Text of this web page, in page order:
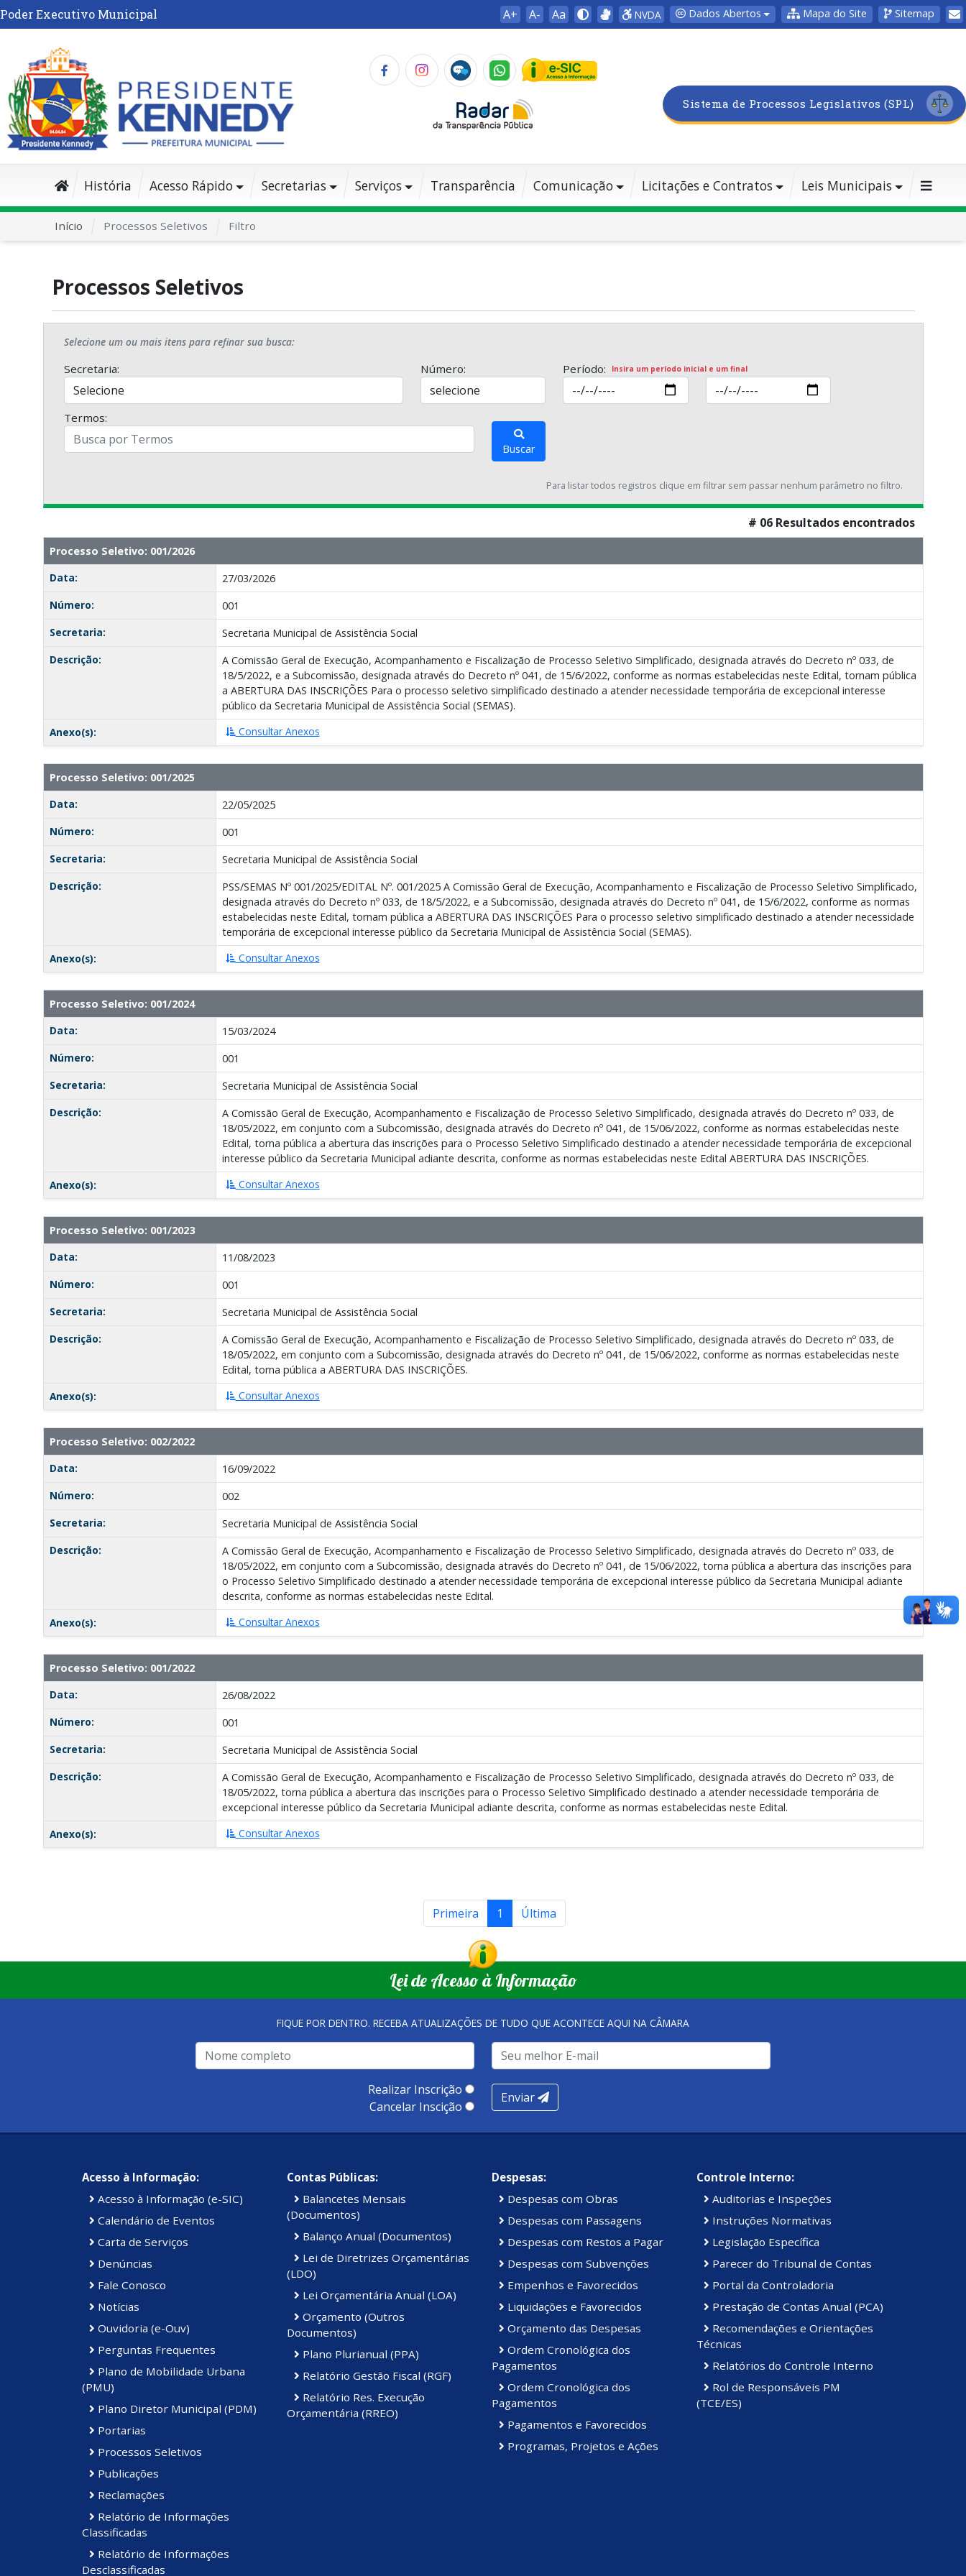
Poder Executivo Municipal A+ A- Aa NVDA Dados Abertos Mapa do Site Sitemap
Sistema de Processos Legislativos (SPL)
História Acesso Rápido Secretarias Serviços Transparência Comunicação Licitações e Contratos Leis Municipais
Início Processos Seletivos Filtro
Processos Seletivos
Selecione um ou mais itens para refinar sua busca:
Secretaria: Número: Período: Insira um período inicial e um final
Termos:
Buscar
Para listar todos registros clique em filtrar sem passar nenhum parâmetro no filtro.
# 06 Resultados encontrados
Processo Seletivo: 001/2026
Data:
27/03/2026
Número:
001
Secretaria:
Secretaria Municipal de Assistência Social
Descrição:
A Comissão Geral de Execução, Acompanhamento e Fiscalização de Processo Seletivo Simplificado, designada através do Decreto nº 033, de
18/5/2022, e a Subcomissão, designada através do Decreto nº 041, de 15/6/2022, conforme as normas estabelecidas neste Edital, tornam pública
a ABERTURA DAS INSCRIÇÕES Para o processo seletivo simplificado destinado a atender necessidade temporária de excepcional interesse
público da Secretaria Municipal de Assistência Social (SEMAS).
Anexo(s):
Consultar Anexos
Processo Seletivo: 001/2025
Data:
22/05/2025
Número:
001
Secretaria:
Secretaria Municipal de Assistência Social
Descrição:
PSS/SEMAS Nº 001/2025/EDITAL Nº. 001/2025 A Comissão Geral de Execução, Acompanhamento e Fiscalização de Processo Seletivo Simplificado,
designada através do Decreto nº 033, de 18/5/2022, e a Subcomissão, designada através do Decreto nº 041, de 15/6/2022, conforme as normas
estabelecidas neste Edital, tornam pública a ABERTURA DAS INSCRIÇÕES Para o processo seletivo simplificado destinado a atender necessidade
temporária de excepcional interesse público da Secretaria Municipal de Assistência Social (SEMAS).
Anexo(s):
Consultar Anexos
Processo Seletivo: 001/2024
Data:
15/03/2024
Número:
001
Secretaria:
Secretaria Municipal de Assistência Social
Descrição:
A Comissão Geral de Execução, Acompanhamento e Fiscalização de Processo Seletivo Simplificado, designada através do Decreto nº 033, de
18/05/2022, em conjunto com a Subcomissão, designada através do Decreto nº 041, de 15/06/2022, conforme as normas estabelecidas neste
Edital, torna pública a abertura das inscrições para o Processo Seletivo Simplificado destinado a atender necessidade temporária de excepcional
interesse público da Secretaria Municipal adiante descrita, conforme as normas estabelecidas neste Edital ABERTURA DAS INSCRIÇÕES.
Anexo(s):
Consultar Anexos
Processo Seletivo: 001/2023
Data:
11/08/2023
Número:
001
Secretaria:
Secretaria Municipal de Assistência Social
Descrição:
A Comissão Geral de Execução, Acompanhamento e Fiscalização de Processo Seletivo Simplificado, designada através do Decreto nº 033, de
18/05/2022, em conjunto com a Subcomissão, designada através do Decreto nº 041, de 15/06/2022, conforme as normas estabelecidas neste
Edital, torna pública a ABERTURA DAS INSCRIÇÕES.
Anexo(s):
Consultar Anexos
Processo Seletivo: 002/2022
Data:
16/09/2022
Número:
002
Secretaria:
Secretaria Municipal de Assistência Social
Descrição:
A Comissão Geral de Execução, Acompanhamento e Fiscalização de Processo Seletivo Simplificado, designada através do Decreto nº 033, de
18/05/2022, em conjunto com a Subcomissão, designada através do Decreto nº 041, de 15/06/2022, torna pública a abertura das inscrições para
o Processo Seletivo Simplificado destinado a atender necessidade temporária de excepcional interesse público da Secretaria Municipal adiante
descrita, conforme as normas estabelecidas neste Edital.
Anexo(s):
Consultar Anexos
Processo Seletivo: 001/2022
Data:
26/08/2022
Número:
001
Secretaria:
Secretaria Municipal de Assistência Social
Descrição:
A Comissão Geral de Execução, Acompanhamento e Fiscalização de Processo Seletivo Simplificado, designada através do Decreto nº 033, de
18/05/2022, torna pública a abertura das inscrições para o Processo Seletivo Simplificado destinado a atender necessidade temporária de
excepcional interesse público da Secretaria Municipal adiante descrita, conforme as normas estabelecidas neste Edital.
Anexo(s):
Consultar Anexos
Primeira 1 Última
Lei de Acesso à Informação
FIQUE POR DENTRO. RECEBA ATUALIZAÇÕES DE TUDO QUE ACONTECE AQUI NA CÂMARA
Realizar Inscrição
Cancelar Inscição
Enviar
Acesso à Informação:
Acesso à Informação (e-SIC)
Calendário de Eventos
Carta de Serviços
Denúncias
Fale Conosco
Notícias
Ouvidoria (e-Ouv)
Perguntas Frequentes
Plano de Mobilidade Urbana
(PMU)
Plano Diretor Municipal (PDM)
Portarias
Processos Seletivos
Publicações
Reclamações
Relatório de Informações
Classificadas
Relatório de Informações
Desclassificadas
Contas Públicas:
Balancetes Mensais
(Documentos)
Balanço Anual (Documentos)
Lei de Diretrizes Orçamentárias
(LDO)
Lei Orçamentária Anual (LOA)
Orçamento (Outros
Documentos)
Plano Plurianual (PPA)
Relatório Gestão Fiscal (RGF)
Relatório Res. Execução
Orçamentária (RREO)
Despesas:
Despesas com Obras
Despesas com Passagens
Despesas com Restos a Pagar
Despesas com Subvenções
Empenhos e Favorecidos
Liquidações e Favorecidos
Orçamento das Despesas
Ordem Cronológica dos
Pagamentos
Ordem Cronológica dos
Pagamentos
Pagamentos e Favorecidos
Programas, Projetos e Ações
Controle Interno:
Auditorias e Inspeções
Instruções Normativas
Legislação Específica
Parecer do Tribunal de Contas
Portal da Controladoria
Prestação de Contas Anual (PCA)
Recomendações e Orientações
Técnicas
Relatórios do Controle Interno
Rol de Responsáveis PM
(TCE/ES)